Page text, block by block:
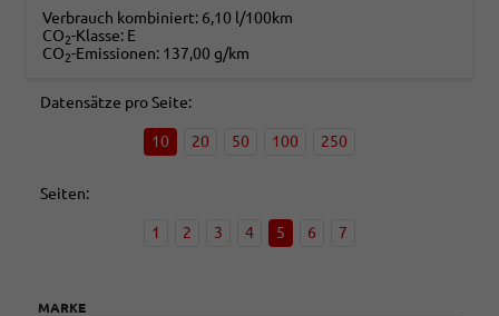
Verbrauch kombiniert: 6,10 l/100km
CO2-Klasse: E
CO2-Emissionen: 137,00 g/km
Datensätze pro Seite:
10 20 50 100 250
Seiten:
1 2 3 4 5 6 7
MARKE